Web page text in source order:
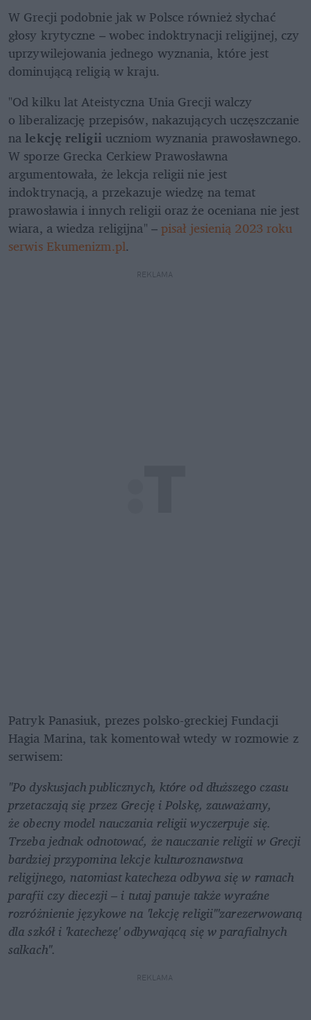
W Grecji podobnie jak w Polsce również słychać
głosy krytyczne – wobec indoktrynacji religijnej, czy
uprzywilejowania jednego wyznania, które jest
dominującą religią w kraju.
"Od kilku lat Ateistyczna Unia Grecji walczy
o liberalizację przepisów, nakazujących uczęszczanie
na lekcję religii uczniom wyznania prawosławnego.
W sporze Grecka Cerkiew Prawosławna
argumentowała, że lekcja religii nie jest
indoktrynacją, a przekazuje wiedzę na temat
prawosławia i innych religii oraz że oceniana nie jest
wiara, a wiedza religijna" – pisał jesienią 2023 roku
serwis Ekumenizm.pl.
REKLAMA
Patryk Panasiuk, prezes polsko-greckiej Fundacji
Hagia Marina, tak komentował wtedy w rozmowie z
serwisem:
"Po dyskusjach publicznych, które od dłuższego czasu
przetaczają się przez Grecję i Polskę, zauważamy,
że obecny model nauczania religii wyczerpuje się.
Trzeba jednak odnotować, że nauczanie religii w Grecji
bardziej przypomina lekcje kulturoznawstwa
religijnego, natomiast katecheza odbywa się w ramach
parafii czy diecezji – i tutaj panuje także wyraźne
rozróżnienie językowe na 'lekcję religii"'zarezerwowaną
dla szkół i 'katechezę' odbywającą się w parafialnych
salkach".
REKLAMA